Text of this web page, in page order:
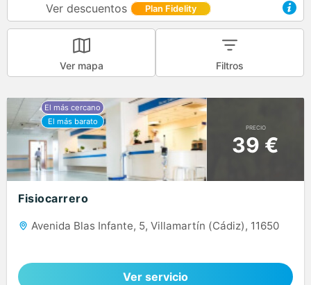
Ver descuentos Plan Fidelity
Ver mapa Filtros
PRECIO
39 €
Fisiocarrero
Avenida Blas Infante, 5, Villamartín (Cádiz), 11650
Ver servicio